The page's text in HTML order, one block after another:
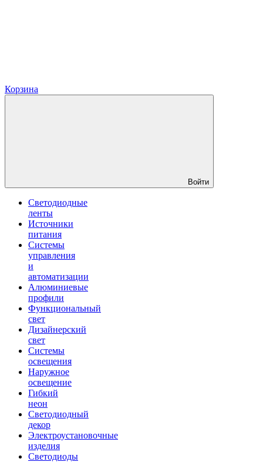
Корзина
Войти
Светодиодные
ленты
Источники
питания
Системы
управления
и
автоматизации
Алюминиевые
профили
Функциональный
свет
Дизайнерский
свет
Системы
освещения
Наружное
освещение
Гибкий
неон
Светодиодный
декор
Электроустановочные
изделия
Светодиоды